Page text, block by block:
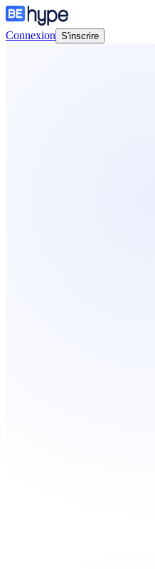
Connexion S'inscrire